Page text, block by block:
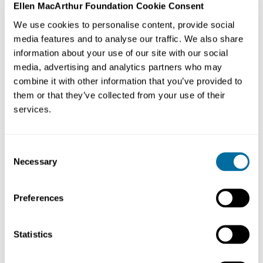
Ellen MacArthur Foundation Cookie Consent
We use cookies to personalise content, provide social
media features and to analyse our traffic. We also share
information about your use of our site with our social
media, advertising and analytics partners who may
combine it with other information that you’ve provided to
them or that they’ve collected from your use of their
services.
Selection
Necessary
Preferences
Statistics
sistema em diferentes escalas. A colaboração bem-
sucedida une um conjunto único de qualidades,
expertise, habilidades de fabricação e inovação,
recursos financeiros e a influência de uma organização,
comunidade ou indivíduo para responder a um
determinado desafio de design circular.
“
diversas, com colaboradores da sua e de outras
empresas em sua cadeia de valor, para solucionar o
parcerias com a Renault e a Veolia para criar uma
sabíamos que queríamos ver isso acontecer.”